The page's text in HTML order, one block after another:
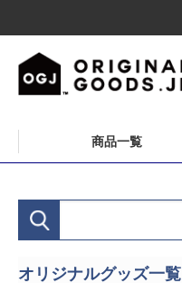
商品一覧
オリジナルグッズ一覧